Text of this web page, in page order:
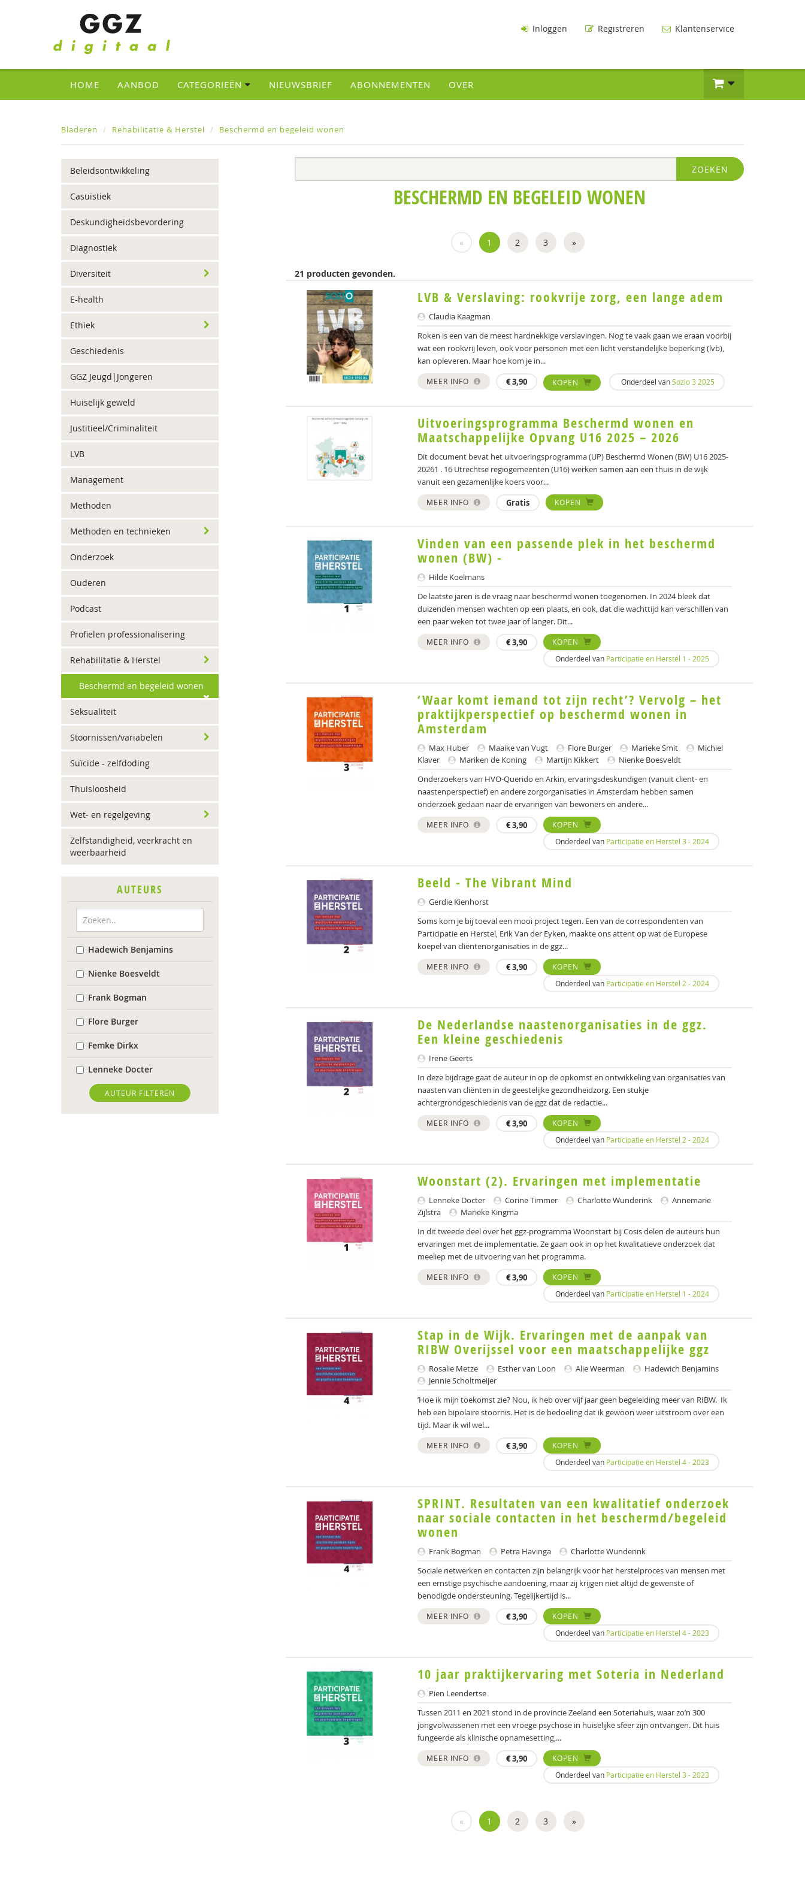
Inloggen Registreren Klantenservice
HOME AANBOD CATEGORIEËN NIEUWSBRIEF ABONNEMENTEN OVER
Bladeren Rehabilitatie & Herstel Beschermd en begeleid wonen
Beleidsontwikkeling
Casuïstiek
Deskundigheidsbevordering
Diagnostiek
Diversiteit
E-health
Ethiek
Geschiedenis
GGZ Jeugd|Jongeren
Huiselijk geweld
Justitieel/Criminaliteit
LVB
Management
Methoden
Methoden en technieken
Onderzoek
Ouderen
Podcast
Profielen professionalisering
Rehabilitatie & Herstel
Beschermd en begeleid wonen
Seksualiteit
Stoornissen/variabelen
Suïcide - zelfdoding
Thuisloosheid
Wet- en regelgeving
Zelfstandigheid, veerkracht en
weerbaarheid
AUTEURS
Hadewich Benjamins
Nienke Boesveldt
Frank Bogman
Flore Burger
Femke Dirkx
Lenneke Docter
Eveline Duimelaar
Irene Geerts
AUTEUR FILTEREN
ZOEKEN
BESCHERMD EN BEGELEID WONEN
« 1 2 3 »
21 producten gevonden.
LVB & Verslaving: rookvrije zorg, een lange adem
Claudia Kaagman
Roken is een van de meest hardnekkige verslavingen. Nog te vaak gaan we eraan voorbij
wat een rookvrij leven, ook voor personen met een licht verstandelijke beperking (lvb),
kan opleveren. Maar hoe kom je in...
MEER INFO €3,90 KOPEN Onderdeel vanSozio 3 2025
Uitvoeringsprogramma Beschermd wonen en
Maatschappelijke Opvang U16 2025 – 2026
Dit document bevat het uitvoeringsprogramma (UP) Beschermd Wonen (BW) U16 2025-
20261 . 16 Utrechtse regiogemeenten (U16) werken samen aan een thuis in de wijk
vanuit een gezamenlijke koers voor...
MEER INFO Gratis KOPEN
Vinden van een passende plek in het beschermd
wonen (BW) -
Hilde Koelmans
De laatste jaren is de vraag naar beschermd wonen toegenomen. In 2024 bleek dat
duizenden mensen wachten op een plaats, en ook, dat die wachttijd kan verschillen van
een paar weken tot twee jaar of langer. Dit...
MEER INFO €3,90
KOPEN
Onderdeel van Participatie en Herstel 1 - 2025
‘Waar komt iemand tot zijn recht’? Vervolg – het
praktijkperspectief op beschermd wonen in
Amsterdam
Max Huber Maaike van Vugt Flore Burger Marieke Smit
Michiel
Klaver
Mariken de Koning Martijn Kikkert
Nienke Boesveldt
Onderzoekers van HVO-Querido en Arkin, ervaringsdeskundigen (vanuit client- en
naastenperspectief) en andere zorgorganisaties in Amsterdam hebben samen
onderzoek gedaan naar de ervaringen van bewoners en andere...
MEER INFO €3,90
KOPEN
Onderdeel van Participatie en Herstel 3 - 2024
Beeld - The Vibrant Mind
Gerdie Kienhorst
Soms kom je bij toeval een mooi project tegen. Een van de correspondenten van
Participatie en Herstel, Erik Van der Eyken, maakte ons attent op wat de Europese
koepel van cliëntenorganisaties in de ggz...
MEER INFO €3,90
KOPEN
Onderdeel van Participatie en Herstel 2 - 2024
De Nederlandse naastenorganisaties in de ggz.
Een kleine geschiedenis
Irene Geerts
In deze bijdrage gaat de auteur in op de opkomst en ontwikkeling van organisaties van
naasten van cliënten in de geestelijke gezondheidzorg. Een stukje
achtergrondgeschiedenis van de ggz dat de redactie...
MEER INFO €3,90
KOPEN
Onderdeel van Participatie en Herstel 2 - 2024
Woonstart (2). Ervaringen met implementatie
Lenneke Docter Corine Timmer Charlotte Wunderink
Annemarie
Zijlstra
Marieke Kingma
In dit tweede deel over het ggz-programma Woonstart bij Cosis delen de auteurs hun
ervaringen met de implementatie. Ze gaan ook in op het kwalitatieve onderzoek dat
meeliep met de uitvoering van het programma.
MEER INFO €3,90
KOPEN
Onderdeel van Participatie en Herstel 1 - 2024
Stap in de Wijk. Ervaringen met de aanpak van
RIBW Overijssel voor een maatschappelijke ggz
Rosalie Metze Esther van Loon Alie Weerman
Hadewich Benjamins
Jennie Scholtmeijer
’Hoe ik mijn toekomst zie? Nou, ik heb over vijf jaar geen begeleiding meer van RIBW. Ik
heb een bipolaire stoornis. Het is de bedoeling dat ik gewoon weer uitstroom over een
tijd. Maar ik wil wel...
MEER INFO €3,90
KOPEN
Onderdeel van Participatie en Herstel 4 - 2023
SPRINT. Resultaten van een kwalitatief onderzoek
naar sociale contacten in het beschermd/begeleid
wonen
Frank Bogman Petra Havinga
Charlotte Wunderink
Sociale netwerken en contacten zijn belangrijk voor het herstelproces van mensen met
een ernstige psychische aandoening, maar zij krijgen niet altijd de gewenste of
benodigde ondersteuning. Tegelijkertijd is...
MEER INFO €3,90
KOPEN
Onderdeel van Participatie en Herstel 4 - 2023
10 jaar praktijkervaring met Soteria in Nederland
Pien Leendertse
Tussen 2011 en 2021 stond in de provincie Zeeland een Soteriahuis, waar zo’n 300
jongvolwassenen met een vroege psychose in huiselijke sfeer zijn ontvangen. Dit huis
fungeerde als klinische opnamesetting,...
MEER INFO €3,90
KOPEN
Onderdeel van Participatie en Herstel 3 - 2023
« 1 2 3 »